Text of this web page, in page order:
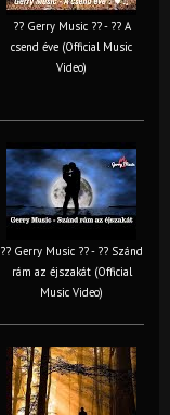
?? Gerry Music ?? - ?? A
csend éve (Official Music
Video)
?? Gerry Music ?? - ?? Szánd
rám az éjszakát (Official
Music Video)